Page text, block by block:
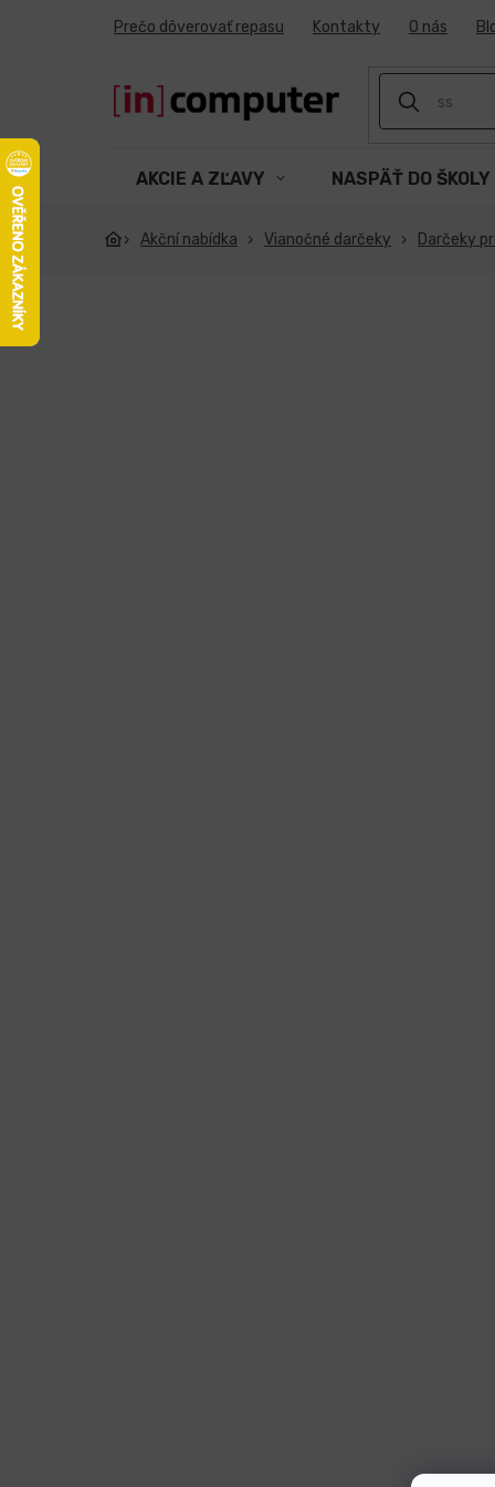
Prečo dôverovať repasu Kontakty O nás
AKCIE A ZĽAVY NASPÄŤ DO ŠKOLY
Akční nabídka Vianočné darčeky Darčeky